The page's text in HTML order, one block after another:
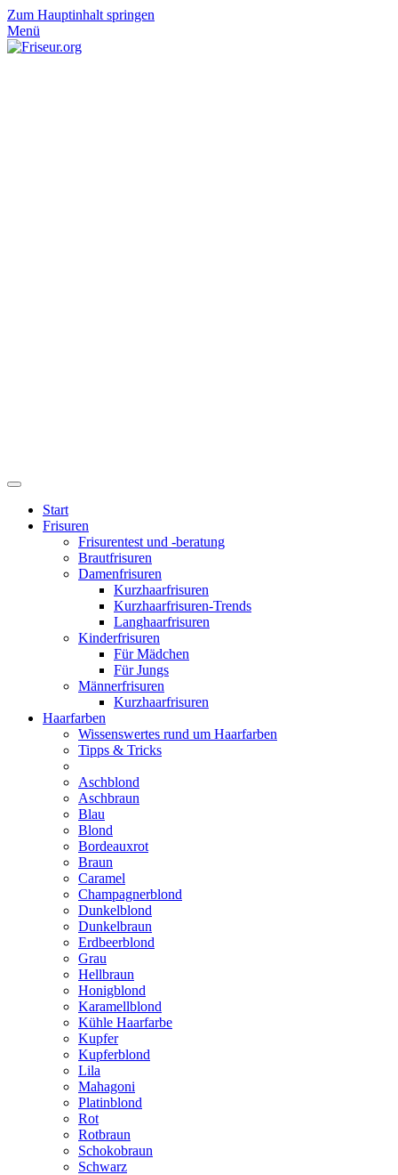
Zum Hauptinhalt springen
Menü
Start
Frisuren
Frisurentest und -beratung
Brautfrisuren
Damenfrisuren
Kurzhaarfrisuren
Kurzhaarfrisuren-Trends
Langhaarfrisuren
Kinderfrisuren
Für Mädchen
Für Jungs
Männerfrisuren
Kurzhaarfrisuren
Haarfarben
Wissenswertes rund um Haarfarben
Tipps & Tricks
Aschblond
Aschbraun
Blau
Blond
Bordeauxrot
Braun
Caramel
Champagnerblond
Dunkelblond
Dunkelbraun
Erdbeerblond
Grau
Hellbraun
Honigblond
Karamellblond
Kühle Haarfarbe
Kupfer
Kupferblond
Lila
Mahagoni
Platinblond
Rot
Rotbraun
Schokobraun
Schwarz